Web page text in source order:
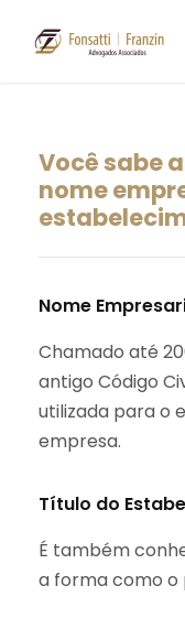
Você sabe
nome
Nome
Chamado até
antigo Código
utilizada para o
empresa.⁣
Título do
É também
a forma como o